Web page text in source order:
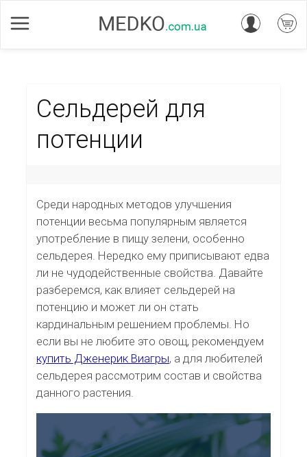
Сельдерей для
потенции
Среди народных методов улучшения
потенции весьма популярным является
употребление в пищу зелени, особенно
сельдерея. Нередко ему приписывают едва
ли не чудодейственные свойства. Давайте
разберемся, как влияет сельдерей на
потенцию и может ли он стать
кардинальным решением проблемы. Но
если вы не любите это овощ, рекомендуем
купить Дженерик Виагры, а для любителей
сельдерея рассмотрим состав и свойства
данного растения.